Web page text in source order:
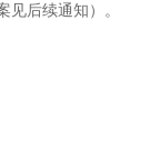
后续通知）。